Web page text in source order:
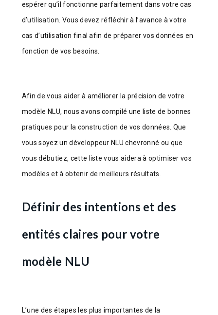
espérer qu’il fonctionne parfaitement dans votre cas
d’utilisation. Vous devez réfléchir à l’avance à votre
cas d’utilisation final afin de préparer vos données en
fonction de vos besoins.
Afin de vous aider à améliorer la précision de votre
modèle NLU, nous avons compilé une liste de bonnes
pratiques pour la construction de vos données. Que
vous soyez un développeur NLU chevronné ou que
vous débutiez, cette liste vous aidera à optimiser vos
modèles et à obtenir de meilleurs résultats.
Définir des intentions et des
entités claires pour votre
modèle NLU
L’une des étapes les plus importantes de la